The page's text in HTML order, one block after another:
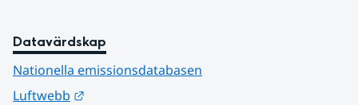
Datavärdskap
Nationella emissionsdatabasen
Luftwebb